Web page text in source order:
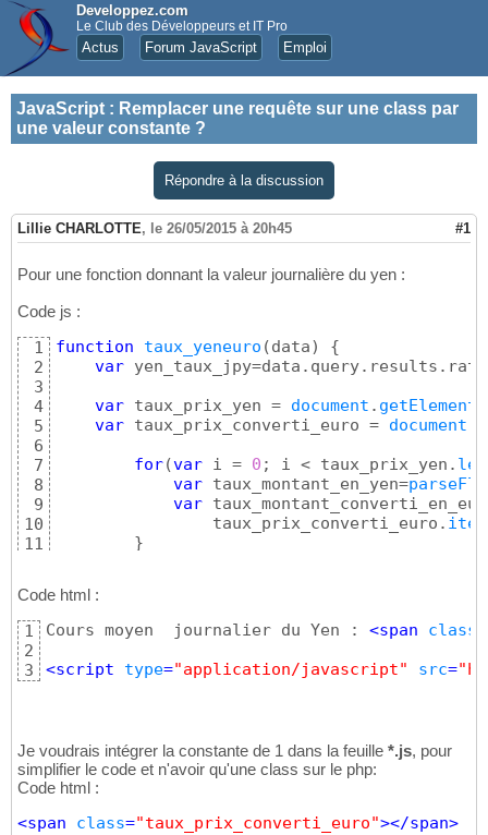
Developpez.com
Le Club des Développeurs et IT Pro
Actus Forum JavaScript Emploi
JavaScript : Remplacer une requête sur une class par
une valeur constante ?
Répondre à la discussion
Lillie CHARLOTTE, le 26/05/2015 à 20h45 #1
Pour une fonction donnant la valeur journalière du yen :
Code js :
1
2
3
4
5
6
7
8
9
10
11
function taux_yeneuro (data)
{
var yen_taux_jpy=data.query.results.rate
var taux_prix_yen = document .
var taux_prix_converti_euro = document
for(var i = 0 ; i < taux_prix_yen.
var taux_montant_en_yen=
var
		taux_prix_converti_euro.
item
}
Code html :
1
2
3
Cours moyen  journalier du Yen : <span class
<script type="application/javascript" src=
Je voudrais intégrer la constante de 1 dans la feuille *.js, pour
simplifier le code et n'avoir qu'une class sur le php:
Code html :
<span class="taux_prix_converti_euro"></span>